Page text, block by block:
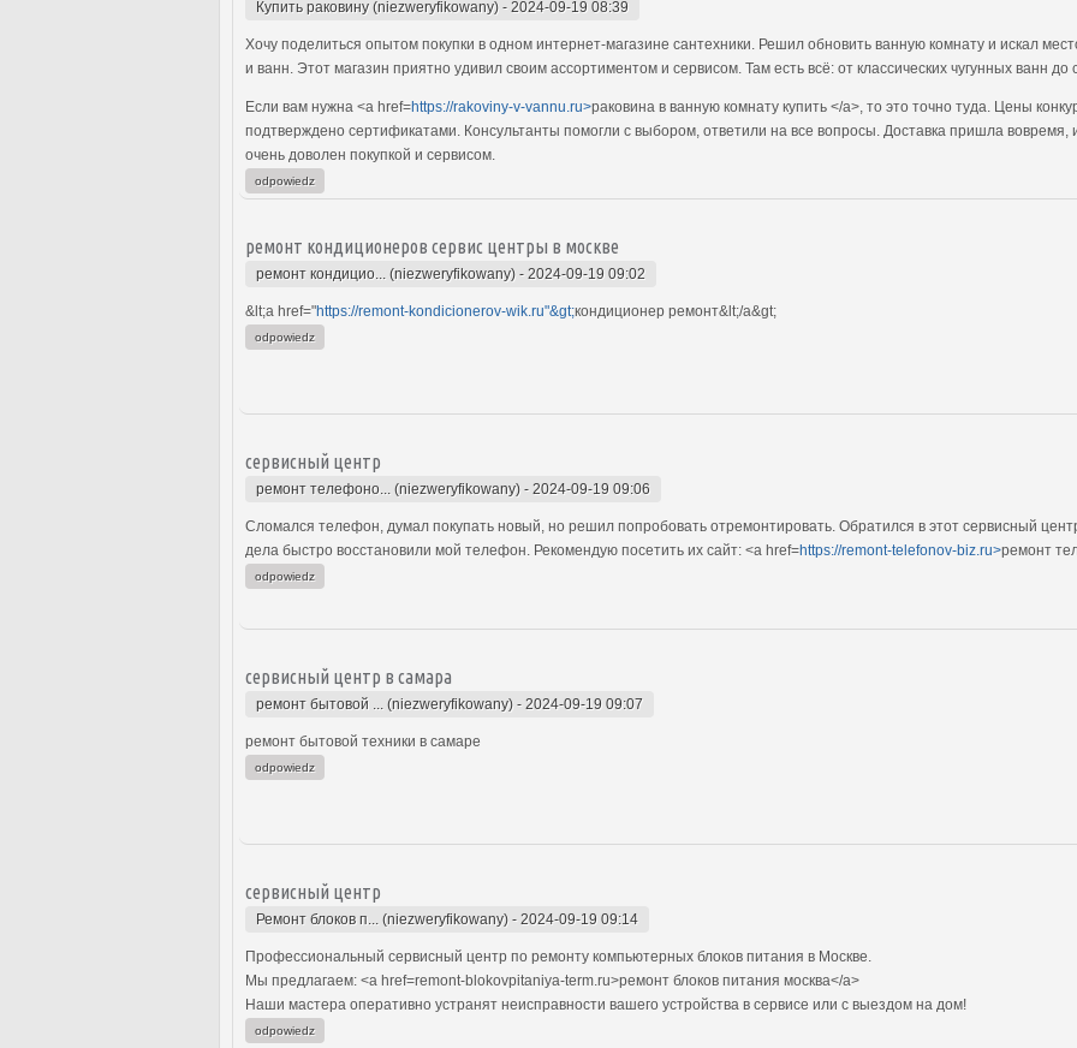
Купить раковину (niezweryfikowany) - 2024-09-19 08:39
Хочу поделиться опытом покупки в одном интернет-магазине сантехники. Решил обновить ванную комнату и искал
и ванн. Этот магазин приятно удивил своим ассортиментом и сервисом. Там есть всё: от классических чугунных ванн
Если вам нужна <a href=https://rakoviny-v-vannu.ru>раковина в ванную комнату купить </a>, то это точно туда. Цены
подтверждено сертификатами. Консультанты помогли с выбором, ответили на все вопросы. Доставка пришла вовремя,
очень доволен покупкой и сервисом.
odpowiedz
ремонт кондиционеров сервис центры в москве
ремонт кондицио... (niezweryfikowany) - 2024-09-19 09:02
&lt;a href="https://remont-kondicionerov-wik.ru"&gt;кондиционер ремонт&lt;/a&gt;
odpowiedz
сервисный центр
ремонт телефоно... (niezweryfikowany) - 2024-09-19 09:06
Сломался телефон, думал покупать новый, но решил попробовать отремонтировать. Обратился в этот сервисный
дела быстро восстановили мой телефон. Рекомендую посетить их сайт: <a href=https://remont-telefonov-biz.ru>ремонт
odpowiedz
сервисный центр в самара
ремонт бытовой ... (niezweryfikowany) - 2024-09-19 09:07
ремонт бытовой техники в самаре
odpowiedz
сервисный центр
Ремонт блоков п... (niezweryfikowany) - 2024-09-19 09:14
Профессиональный сервисный центр по ремонту компьютерных блоков питания в Москве.
Мы предлагаем: <a href=remont-blokovpitaniya-term.ru>ремонт блоков питания москва</a>
Наши мастера оперативно устранят неисправности вашего устройства в сервисе или с выездом на дом!
odpowiedz